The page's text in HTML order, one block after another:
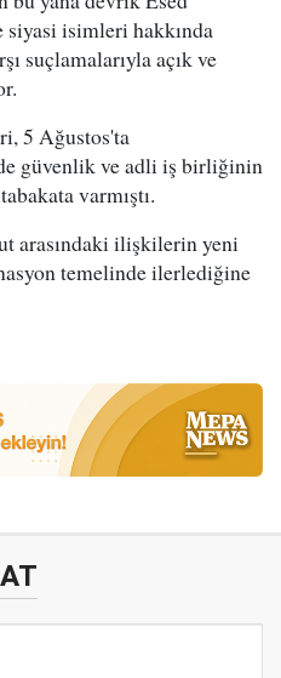
isimleri hakkında
suçlamalarıyla açık ve
5 Ağustos'ta
güvenlik ve adli iş birliğinin
varmıştı.
arasındaki ilişkilerin yeni
temelinde ilerlediğine